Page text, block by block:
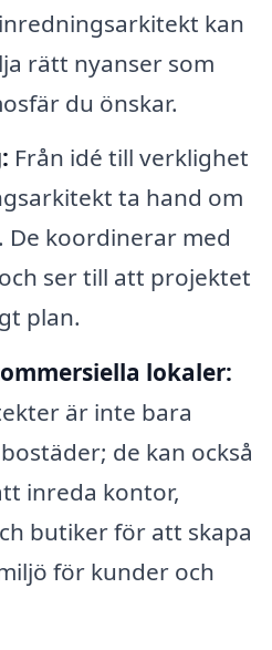
kan
rätt nyanser som
du önskar.
Från idé till verklighet
ta hand om
De koordinerar med
ser till att projektet
plan.
lokaler:
är inte bara
de kan också
inreda kontor,
butiker för att skapa
för kunder och